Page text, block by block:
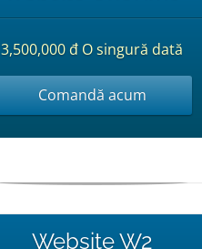
3,500,000 đ O singură dată
Comandă acum
Website W2